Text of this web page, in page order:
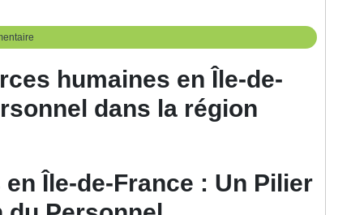
humaines en Île-de-
dans la région
Île-de-France : Un Pilier